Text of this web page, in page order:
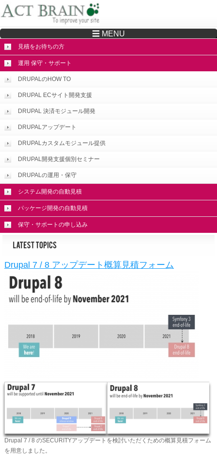
Drupalサイトの制作・保守をどこに頼んでいいか分からない方へ…まずはご相談く
ださい
☰ MENU
見積をお待ちの方
運用 保守・サポート
DRUPALのHOW TO
DRUPAL ECサイト開発支援
DRUPAL 決済モジュール開発
DRUPALアップデート
DRUPALカスタムモジュール提供
DRUPAL開発支援個別セミナー
DRUPALの運用・保守
システム開発の自動見積
パッケージ開発の自動見積
保守・サポートの申し込み
Drupal 7 / 8 アップデート概算見積フォーム
Drupal 7 / 8 のSECURITYアップデートを検討いただくための概算見積フォーム
を用意しました。